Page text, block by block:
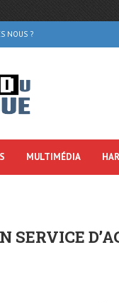
NOUS ?
MULTIMÉDIA
SERVICE